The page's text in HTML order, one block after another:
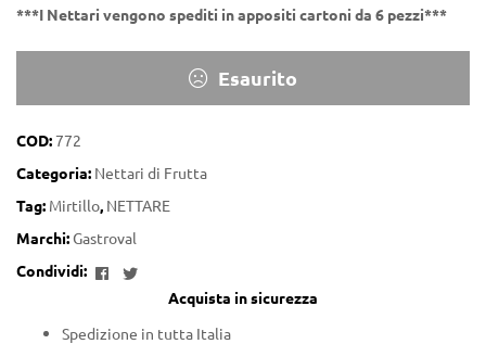
***I Nettari vengono spediti in appositi cartoni da 6 pezzi***
Esaurito
COD:772
Categoria: Nettari di Frutta
Tag: Mirtillo, NETTARE
Marchi:Gastroval
Condividi:
Facebook
Twitter
Acquista in sicurezza
Spedizione in tutta Italia